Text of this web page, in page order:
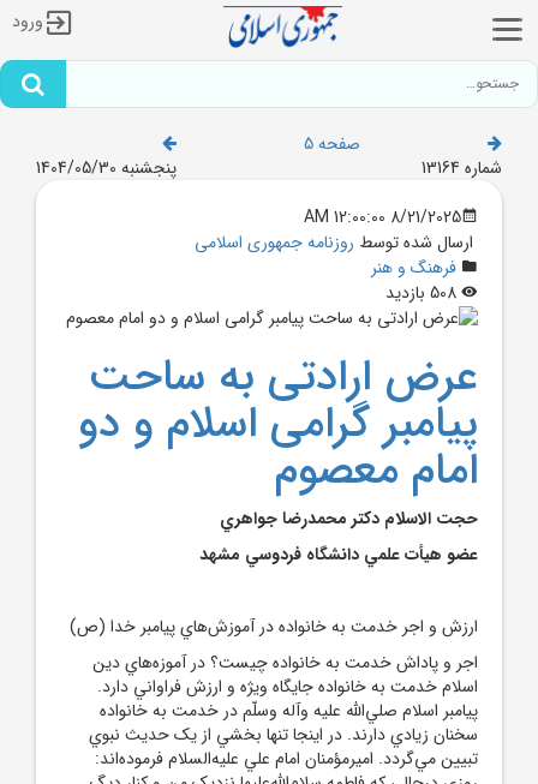
ورود
صفحه 5
شماره 13164
پنجشنبه 1404/05/30
8/21/2025 12:00:00 AM
ارسال شده توسط روزنامه جمهوری اسلامی
فرهنگ و هنر
عرض ارادتی به ساحت
پیامبر گرامی اسلام و دو
امام معصوم
حجت الاسلام دکتر محمدرضا جواهري
عضو هيأت علمي دانشگاه فردوسي مشهد
ارزش و اجر خدمت به خانواده در آموزش‌هاي پيامبر خدا (ص)
اجر و پاداش خدمت به خانواده چيست؟ در آموزه‌هاي دين
اسلام خدمت به خانواده جايگاه ويژه‌ و ارزش فراواني دارد.
پيامبر اسلام صلي‌الله‌ عليه ‌وآله‌ وسلّم در خدمت به خانواده
سخنان زيادي دارند. در اينجا تنها بخشي از يک حديث نبوي
تبيين مي‌گردد. اميرمؤمنان امام علي عليه‌السلام فرموده‌اند: